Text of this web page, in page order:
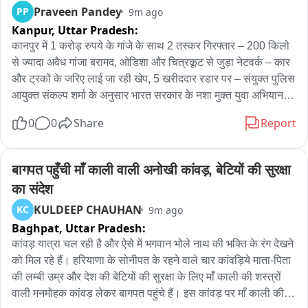
कार्रवाई की तैयारी की गई थी, लेकिन इसी दौरान परिवादी के बड़े भाई का
निधन हो जाने से वह करीब डेढ़ से दो माह तक व्यस्त रहा। इस कारण ट्रैप
की कार्रवाई नहीं हो सकी। फिलहाल एसीबी मामले की विस्तृत जांच कर रही
है और प्रकरण में अग्रिम अनुसंधान जारी है।
PP Praveen Pandey 9m ago
Kanpur, Uttar Pradesh:
कानपुर में 1 करोड़ रुपये के गांजे के साथ 2 तस्कर गिरफ्तार – 200 किलो
से ज्यादा अवैध गांजा बरामद, ओडिशा और चित्रकूट से जुड़ा नेटवर्क – कार
और ट्रकों के जरिए लाई जा रही खेप, 5 खरीददार रडार पर – संयुक्त पुलिस
आयुक्त संकल्प शर्मा के अनुसार भारत सरकार के नशा मुक्त युवा अभियान के
किलोग्राम से अधिक अवैध गांजा जब्त किया गया है और इस मादक पदार्थ
साथी फिलहाल फरार है। पुलिस के अनुसार गिरफ्तार तस्करों के कब्जे से
बरामद यह अवैध खेप मूल रूप से ओडिशा से लाई गई थी और चित्रकूट के
रास्ते कानपुर और आसपास के जिलों के नेटवर्क में सप्लाई की जानी थी।
पूछताछ में पुलिस को 5 प्रमुख खरीदारों/सप्लायरों के नाम मिले हैं, जिनके
साथ वित्तीय लेनदेन के प्रमाण भी पाए गए हैं। पुलिस अब ओशो आश्रम के
पास से गिरफ्तार इन आरोपियों से मिले इनपुट्स के आधार पर गिरोह के पूरे
वितरण तंत्र और फरार साथियों को दबोचने के लिए बाय रोड कार, छोटे
ट्रक और डीसीएम के जरिए किए जाने वाले परिवहन के बैकवर्ड व फॉरवर्ड
लिंकेज की जांच कर रही है।
0 0 Share Report
बागपत पहुँची माँ काली वाली अनोखी कांवड़, बेटियों की सुरक्षा
का संदेश
KC KULDEEP CHAUHAN 9m ago
Baghpat, Uttar Pradesh:
कांवड़ यात्रा चल रही है और ऐसे में भगवान भोले नाथ की भक्ति के रंग देखने
को मिल रहे हैं। हरियाणा के सोनीपत के रहने वाले चार कांवड़िये माता-पिता
की लम्बी उम्र और देश की बेटियों की सुरक्षा के लिए माँ काली की शस्त्रों
वाली मनमोहक कांवड़ लेकर बागपत पहुंचे हैं। इस कांवड़ पर माँ काली की